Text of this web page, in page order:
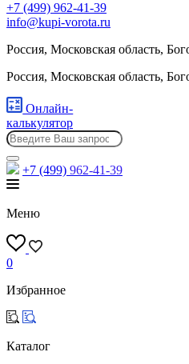
+7 (499) 962-41-39
info@kupi-vorota.ru
Россия, Московская область,
Россия, Московская область,
Онлайн-
калькулятор
+7 (499) 962-41-39
Меню
0
Избранное
Каталог